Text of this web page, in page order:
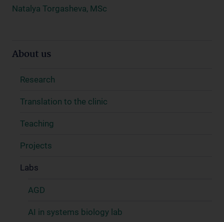
Natalya Torgasheva, MSc
About us
Research
Translation to the clinic
Teaching
Projects
Labs
AGD
AI in systems biology lab